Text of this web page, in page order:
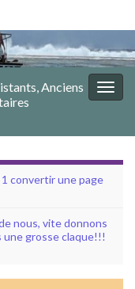
Anciens
convertir une page
nous, vite donnons
une grosse claque!!!